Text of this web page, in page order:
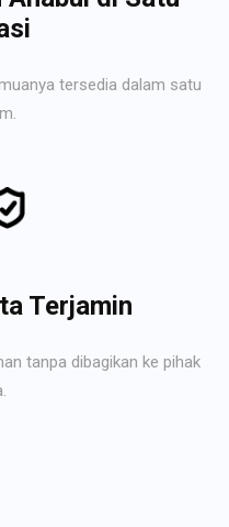
tersedia dalam satu
Terjamin
tanpa dibagikan ke pihak